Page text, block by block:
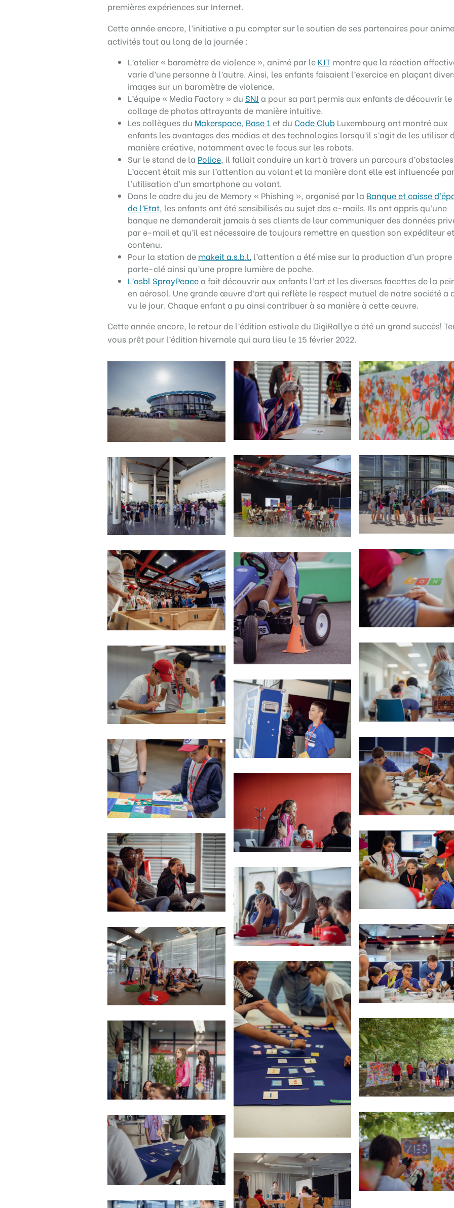
premières expériences sur Internet.
Cette année encore, l’initiative a pu compter sur le soutien de ses partenaires pour
activités tout au long de la journée :
L’atelier « baromètre de violence », animé par le KJTmontre que la réaction
varie d’une personne à l’autre. Ainsi, les enfants faisaient l’exercice en plaçant
images sur un baromètre de violence.
L’équipe « Media Factory » du SNJ a pour sa part permis aux enfants de découvrir le
collage de photos attrayants de manière intuitive.
Les collègues du Makerspace, Base 1 et du Code ClubLuxembourg ont montré aux
enfants les avantages des médias et des technologies lorsqu’il s’agit de les utiliser
manière créative, notamment avec le focus sur les robots.
Sur le stand de la Police, il fallait conduire un kart à travers un parcours
L’accent était mis sur l’attention au volant et la manière dont elle est influencée par
l’utilisation d’un smartphone au volant.
Dans le cadre du jeu de Memory « Phishing », organisé par la Banque et caisse
de l’Etat, les enfants ont été sensibilisés au sujet des e-mails. Ils ont appris qu’une
banque ne demanderait jamais à ses clients de leur communiquer des données
par e-mail et qu’il est nécessaire de toujours remettre en question son expéditeur
contenu.
Pour la station de makeit a.s.b.l. l’attention a été mise sur la production d’un propre
porte-clé ainsi qu’une propre lumière de poche.
L’asbl SprayPeacea fait découvrir aux enfants l’art et les diverses facettes de la
en aérosol. Une grande œuvre d’art qui reflète le respect mutuel de notre société a
vu le jour. Chaque enfant a pu ainsi contribuer à sa manière à cette œuvre.
Cette année encore, le retour de l’édition estivale du DigiRallye a été un grand succès!
vous prêt pour l’édition hivernale qui aura lieu le 15 février 2022.